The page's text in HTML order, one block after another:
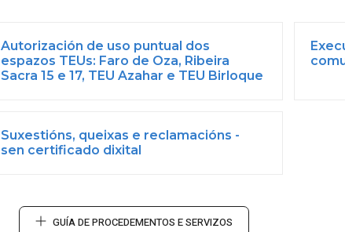
Autorización de uso puntual dos
espazos TEUs: Faro de Oza, Ribeira
Sacra 15 e 17, TEU Azahar e TEU Birloque
Suxestións, queixas e reclamacións -
sen certificado dixital
GUÍA DE PROCEDEMENTOS E SERVIZOS